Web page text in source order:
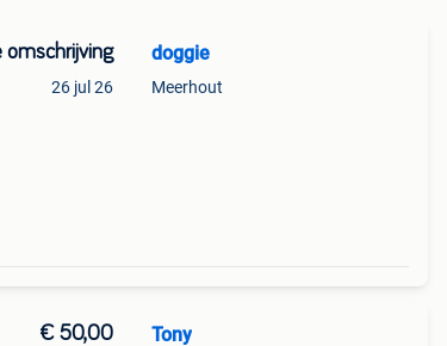
omschrijving
26 jul 26
doggie
Meerhout
€ 50,00 Tony